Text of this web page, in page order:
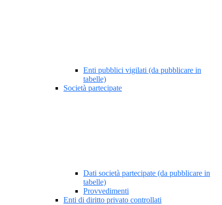
Enti pubblici vigilati (da pubblicare in
tabelle)
Società partecipate
Dati società partecipate (da pubblicare in
tabelle)
Provvedimenti
Enti di diritto privato controllati